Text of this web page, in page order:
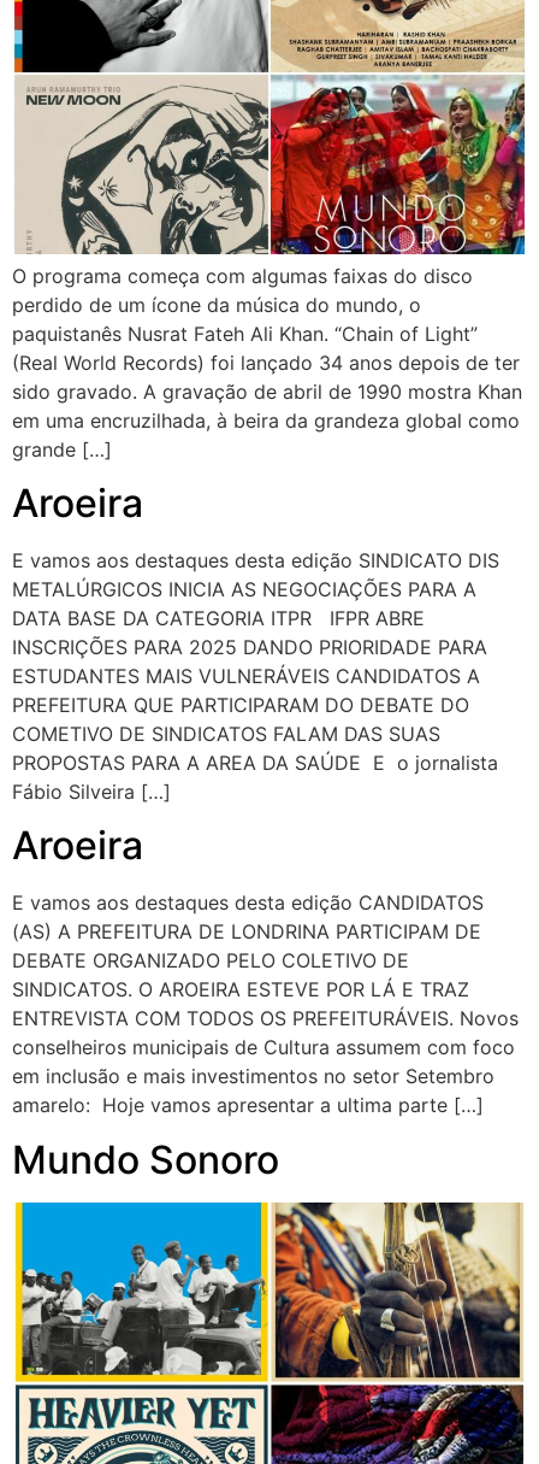
O programa começa com algumas faixas do disco
perdido de um ícone da música do mundo, o
paquistanês Nusrat Fateh Ali Khan. “Chain of Light”
(Real World Records) foi lançado 34 anos depois de ter
sido gravado. A gravação de abril de 1990 mostra Khan
em uma encruzilhada, à beira da grandeza global como
grande […]
Aroeira
E vamos aos destaques desta edição SINDICATO DIS
METALÚRGICOS INICIA AS NEGOCIAÇÕES PARA A
DATA BASE DA CATEGORIA ITPR IFPR ABRE
INSCRIÇÕES PARA 2025 DANDO PRIORIDADE PARA
ESTUDANTES MAIS VULNERÁVEIS CANDIDATOS A
PREFEITURA QUE PARTICIPARAM DO DEBATE DO
COMETIVO DE SINDICATOS FALAM DAS SUAS
PROPOSTAS PARA A AREA DA SAÚDE E o jornalista
Fábio Silveira […]
Aroeira
E vamos aos destaques desta edição CANDIDATOS
(AS) A PREFEITURA DE LONDRINA PARTICIPAM DE
DEBATE ORGANIZADO PELO COLETIVO DE
SINDICATOS. O AROEIRA ESTEVE POR LÁ E TRAZ
ENTREVISTA COM TODOS OS PREFEITURÁVEIS. Novos
conselheiros municipais de Cultura assumem com foco
em inclusão e mais investimentos no setor Setembro
amarelo: Hoje vamos apresentar a ultima parte […]
Mundo Sonoro